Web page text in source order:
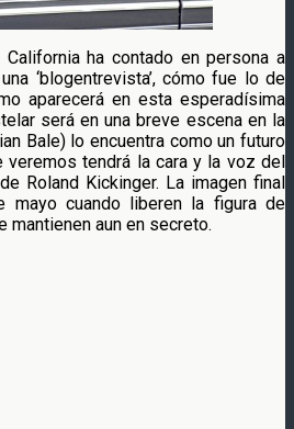
ha contado en persona a
‘blogentrevista’, cómo fue lo de
aparecerá en esta esperadísima
será en una breve escena en la
Bale) lo encuentra como un futuro
veremos tendrá la cara y la voz del
Roland Kickinger. La imagen final
mayo cuando liberen la figura de
mantienen aun en secreto.